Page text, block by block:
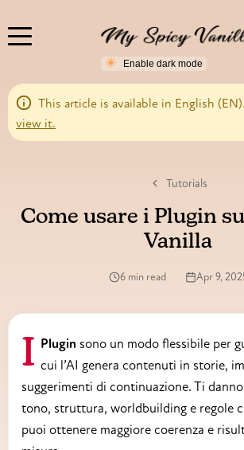
This article is available in English (EN).
view it.
Tutorials
Come usare i Plugin
Vanilla
6 min read Apr 9,
I Plugin sono un modo flessibile per
cui l’AI genera contenuti in storie,
suggerimenti di continuazione. Ti
tono, struttura, worldbuilding e regole
puoi ottenere maggiore coerenza e